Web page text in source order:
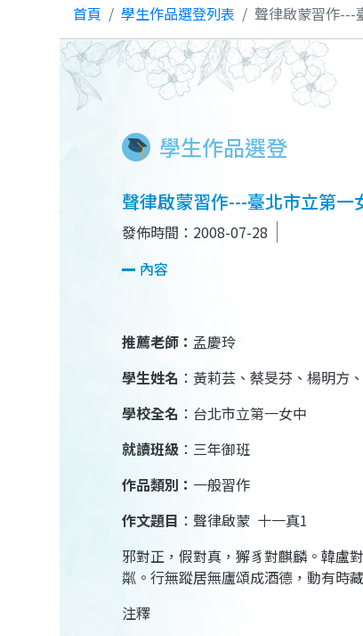
首頁 學生作品選登列表 聲律啟蒙習作---
學生作品選登
聲律啟蒙習作---臺北市立第
發佈時間：2008-07-28
內容
推薦老師：孟慶玲
學生姓名 ：黃莉芸、蔡旻芬、楊明方
學校全名 ：台北市立第一女中
就讀班級 ：三年御班
作品類別： 一般習作
作文題目 ：聲律啟蒙 十一真1
邪對正，假對真，獬豸對麒麟。韓盧
粼。行無蹤居無廬頌成酒德，動有時
注釋